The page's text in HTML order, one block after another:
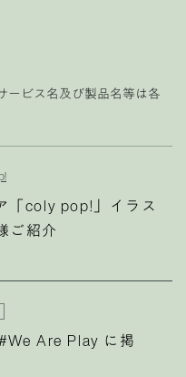
ビス名及び製品名等は各
「coly pop!」イラス
ご紹介
Are Play に掲